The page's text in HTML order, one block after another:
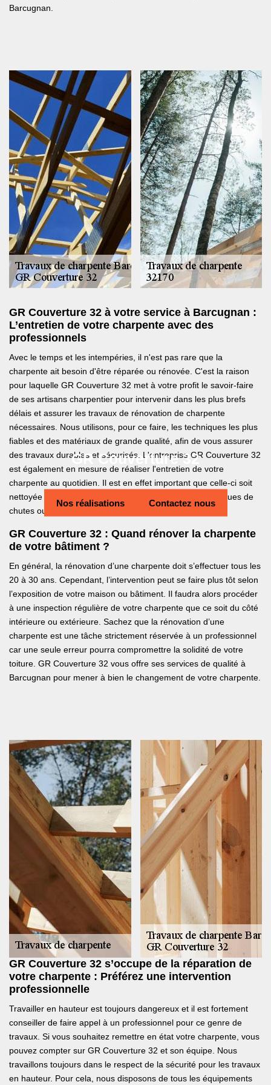
GR Couverture 32
Nos réalisations Contactez nous
Barcugnan.
GR Couverture 32 à votre service à Barcugnan :
L’entretien de votre charpente avec des
professionnels
Avec le temps et les intempéries, il n'est pas rare que la
charpente ait besoin d'être réparée ou rénovée. C'est la raison
pour laquelle GR Couverture 32 met à votre profit le savoir-faire
de ses artisans charpentier pour intervenir dans les plus brefs
délais et assurer les travaux de rénovation de charpente
nécessaires. Nous utilisons, pour ce faire, les techniques les plus
fiables et des matériaux de grande qualité, afin de vous assurer
des travaux durables et sécurisés. L'entreprise GR Couverture 32
est également en mesure de réaliser l'entretien de votre
charpente au quotidien. Il est en effet important que celle-ci soit
nettoyée plusieurs fois dans l'année, pour éviter tous risques de
chutes ou d'affaissement.
GR Couverture 32 : Quand rénover la charpente
de votre bâtiment ?
En général, la rénovation d’une charpente doit s’effectuer tous les
20 à 30 ans. Cependant, l’intervention peut se faire plus tôt selon
l’exposition de votre maison ou bâtiment. Il faudra alors procéder
à une inspection régulière de votre charpente que ce soit du côté
intérieure ou extérieure. Sachez que la rénovation d’une
charpente est une tâche strictement réservée à un professionnel
car une seule erreur pourra compromettre la solidité de votre
toiture. GR Couverture 32 vous offre ses services de qualité à
Barcugnan pour mener à bien le changement de votre charpente.
GR Couverture 32 s’occupe de la réparation de
votre charpente : Préférez une intervention
professionnelle
Travailler en hauteur est toujours dangereux et il est fortement
conseiller de faire appel à un professionnel pour ce genre de
travaux. Si vous souhaitez remettre en état votre charpente, vous
pouvez compter sur GR Couverture 32 et son équipe. Nous
travaillons toujours dans le respect de la sécurité pour les travaux
en hauteur. Pour cela, nous disposons de tous les équipements